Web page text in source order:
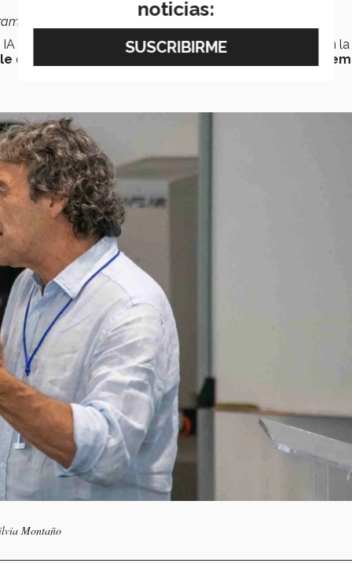
público que ignore estos desafíos”.
eran
asuntos exclusivosdelmundo académico
. En la
que toda persona que aspire a liderar integre estos
Montaño
noticias: